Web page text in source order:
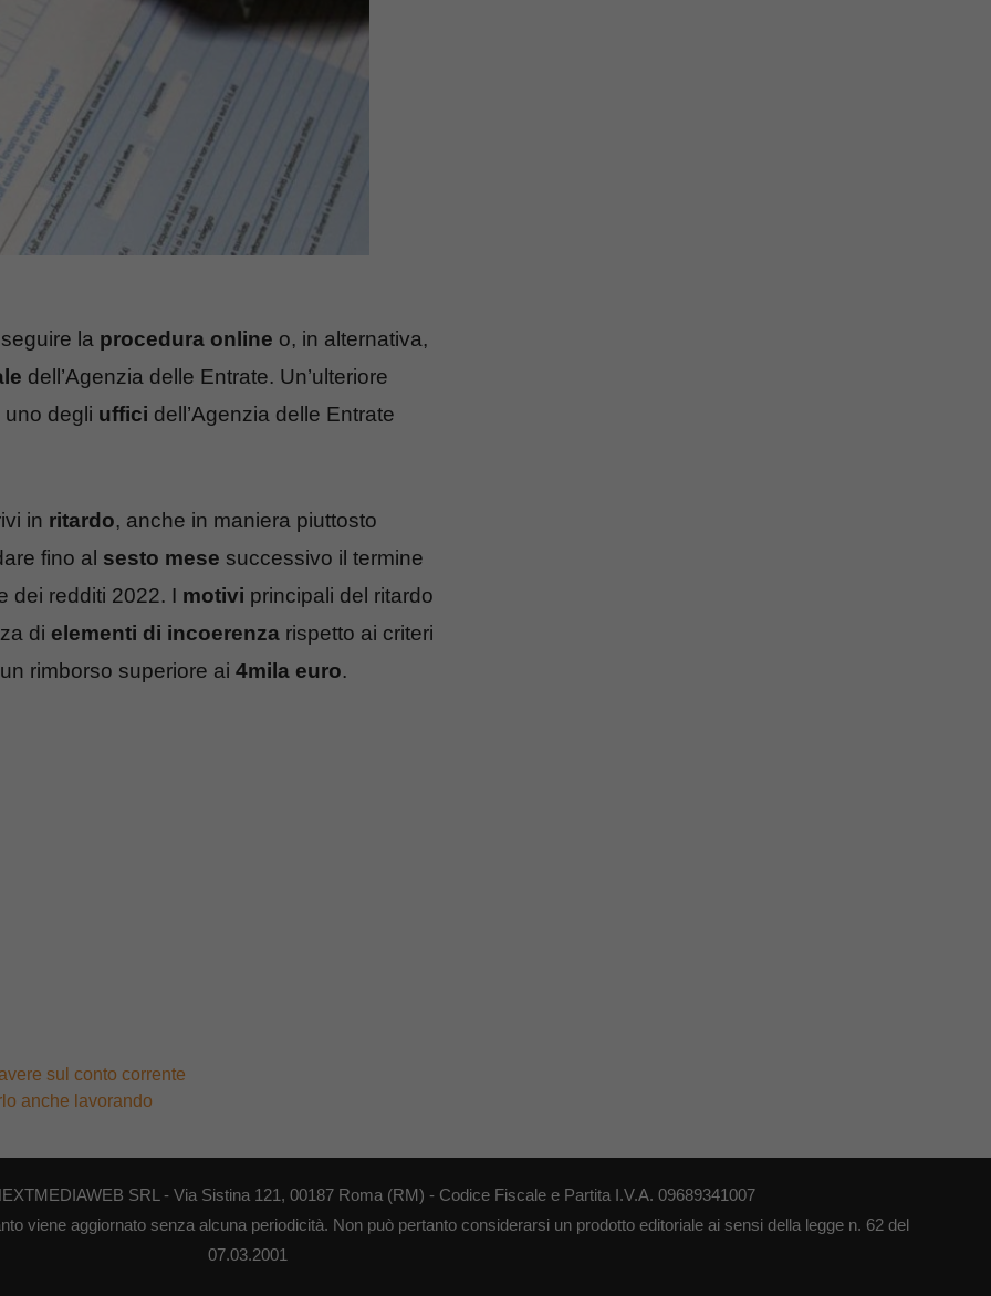
la procedura online o, in alternativa,
dell’Agenzia delle Entrate. Un’ulteriore
degli uffici dell’Agenzia delle Entrate
in ritardo, anche in maniera piuttosto
fino al sesto mese successivo il termine
dei redditi 2022. I motivi principali del ritardo
di elementi di incoerenza rispetto ai criteri
rimborso superiore ai 4mila euro.
sul conto corrente
anche lavorando
SRL - Via Sistina 121, 00187 Roma (RM) - Codice Fiscale e Partita I.V.A. 09689341007
viene aggiornato senza alcuna periodicità. Non può pertanto considerarsi un prodotto editoriale ai sensi della legge n. 62 del
07.03.2001